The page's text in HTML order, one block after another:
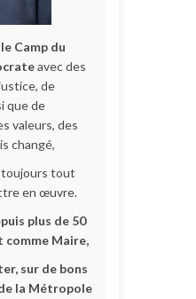
Camp du
avec des
de
que de
valeurs, des
changé,
toujours tout
en œuvre.
plus de 50
comme Maire,
sur de bons
la Métropole